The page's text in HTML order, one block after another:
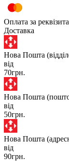
Оплата за
Доставка
Нова Пошта
від
70грн.
Нова Пошта
від
50грн.
Нова Пошта
від
90грн.